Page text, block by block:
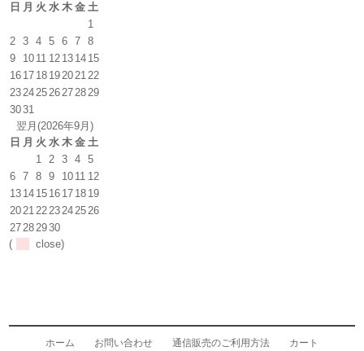
日 月 火 水 木 金 土
1
2
3 4 5 6 7
8
9
10 11 12 13 14 15
16 17 18 19202122
23242526272829
3031
翌月(2026年9月)
日 月 火 水 木 金 土
1
2 3 4
5
6
7 8 9 10 11 12
13 14 15 16 17 18 19
20212223242526
27282930
(
close)
ホーム お問い合わせ 通信販売のご利用方法 カート